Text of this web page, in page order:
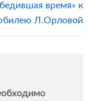
время» к
Л.Орловой